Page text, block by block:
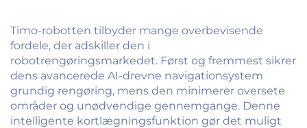
Timo-robotten tilbyder mange overbevisende
fordele, der adskiller den i
robotrengøringsmarkedet. Først og fremmest sikrer
dens avancerede AI-drevne navigationsystem
grundig rengøring, mens den minimerer oversete
områder og unødvendige gennemgange. Denne
intelligente kortlægningsfunktion gør det muligt